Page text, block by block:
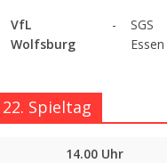
VfL
Wolfsburg
-
SGS
Essen
22. Spieltag
14.00 Uhr